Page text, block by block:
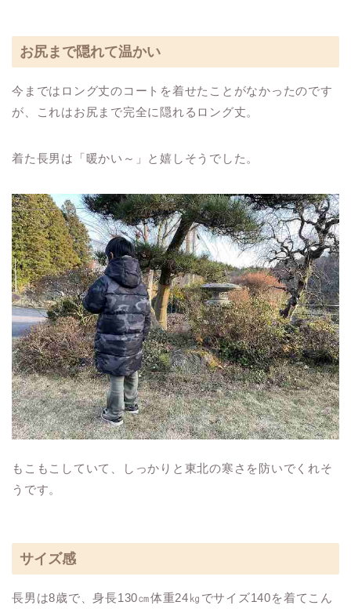
お尻まで隠れて温かい
今まではロング丈のコートを着せたことがなかったのです
が、これはお尻まで完全に隠れるロング丈。
着た長男は「暖かい～」と嬉しそうでした。
もこもこしていて、しっかりと東北の寒さを防いでくれそ
うです。
サイズ感
長男は8歳で、身長130㎝体重24㎏でサイズ140を着てこん